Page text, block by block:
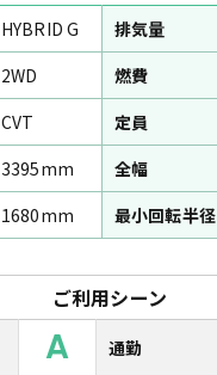
HYBRID G 排気量
2WD 燃費
CVT 定員
3395mm 全幅
1680mm 最小回転半径
ご利用シーン
A 通勤